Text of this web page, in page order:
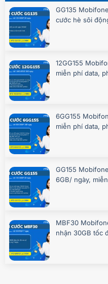
GG135
cước hè sôi
12GG155
miễn phí data,
6GG155
miễn phí data,
GG155
6GB/ ngày,
MBF30
nhận 30GB tốc